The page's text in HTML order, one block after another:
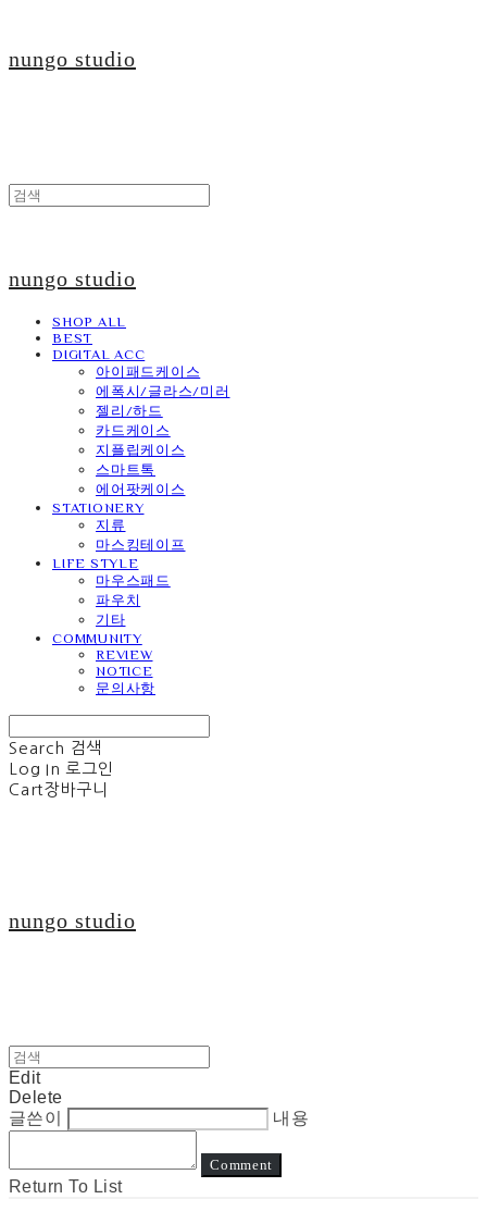
nungo studio
nungo studio
SHOP ALL
BEST
DIGITAL ACC
아이패드케이스
에폭시/글라스/미러
젤리/하드
카드케이스
지플립케이스
스마트톡
에어팟케이스
STATIONERY
지류
마스킹테이프
LIFE STYLE
마우스패드
파우치
기타
COMMUNITY
REVIEW
NOTICE
문의사항
Search 검색
Log In 로그인
Cart장바구니
nungo studio
Edit
Delete
글쓴이
내용
Comment
Return To List